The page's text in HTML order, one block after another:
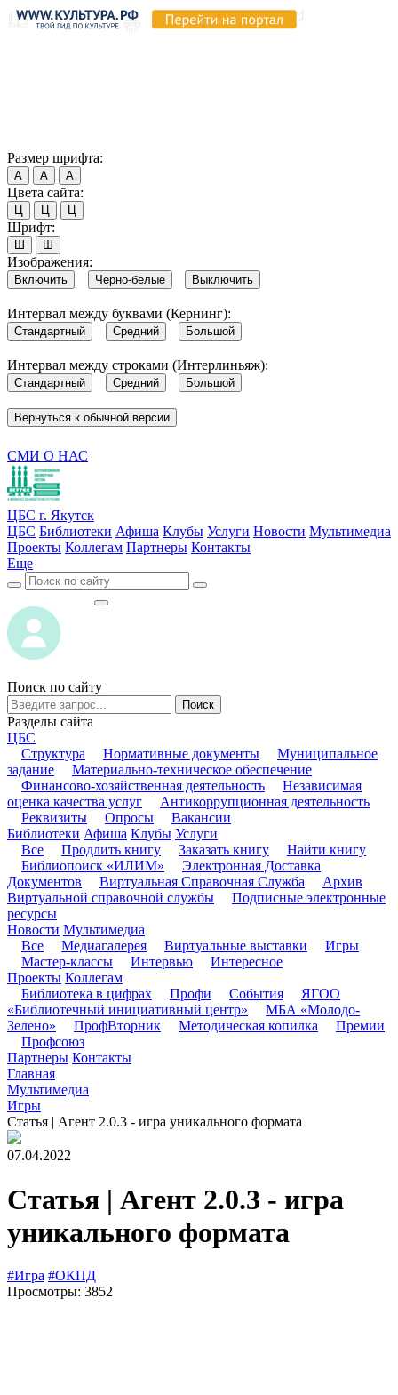
Размер шрифта:
А А А
Цвета сайта:
Ц Ц Ц
Шрифт:
Ш Ш
Изображения:
Включить Черно-белые Выключить
Интервал между буквами (Кернинг):
Стандартный Средний Большой
Интервал между строками (Интерлиньяж):
Стандартный Средний Большой
Вернуться к обычной версии
СМИ О НАС
ЦБС г. Якутск
ЦБС Библиотеки Афиша Клубы Услуги Новости Мультимедиа
Проекты Коллегам Партнеры Контакты
Еще
Поиск по сайту
Поиск
Разделы сайта
ЦБС
Структура
Нормативные документы
Муниципальное
задание
Материально-техническое обеспечение
Финансово-хозяйственная деятельность
Независимая
оценка качества услуг
Антикоррупционная деятельность
Реквизиты
Опросы
Вакансии
Библиотеки Афиша Клубы Услуги
Все
Продлить книгу Заказать книгу
Найти книгу
Библиопоиск «ИЛИМ»
Электронная Доставка
Документов
Виртуальная Справочная Служба
Архив
Виртуальной справочной службы
Подписные электронные
ресурсы
Новости Мультимедиа
Все
Медиагалерея Виртуальные выставки
Игры
Мастер-классы
Интервью
Интересное
Проекты Коллегам
Библиотека в цифрах
Профи События
ЯГОО
«Библиотечный инициативный центр»
МБА «Молодо-
Зелено»
ПрофВторник Методическая копилка
Премии
Профсоюз
Партнеры Контакты
Главная
Мультимедиа
Игры
Статья | Агент 2.0.3 - игра уникального формата
07.04.2022
Статья | Агент 2.0.3 - игра
уникального формата
#Игра #ОКПД
Просмотры: 3852